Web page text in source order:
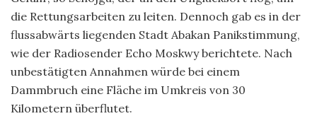
die Rettungsarbeiten zu leiten. Dennoch gab es in der
flussabwärts liegenden Stadt Abakan Panikstimmung,
wie der Radiosender Echo Moskwy berichtete. Nach
unbestätigten Annahmen würde bei einem
Dammbruch eine Fläche im Umkreis von 30
Kilometern überflutet.